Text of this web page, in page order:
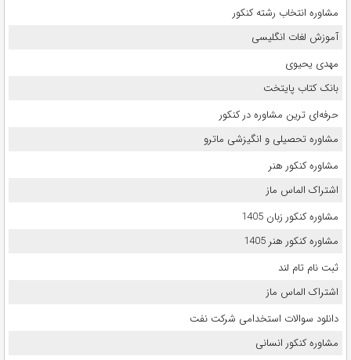
مشاوره انتخاب رشته کنکور
آموزش لغات انگلیسی
مهدی یحیوی
بانک کتاب پایتخت
حرفه‌ای ترین مشاوره در کنکور
مشاوره تحصیلی و انگیزشی ماترو
مشاوره کنکور هنر
اشتراک الماس ماز
مشاوره کنکور زبان 1405
مشاوره کنکور هنر 1405
ثبت نام تام لند
اشتراک الماس ماز
دانلود سوالات استخدامی شرکت نفت
مشاوره کنکور انسانی